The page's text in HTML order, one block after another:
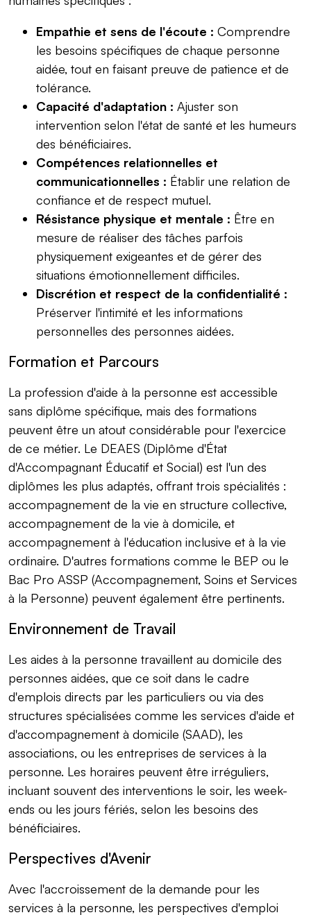
Empathie et sens de l'écoute : Comprendre
les besoins spécifiques de chaque personne
aidée, tout en faisant preuve de patience et de
tolérance.
Capacité d'adaptation : Ajuster son
intervention selon l'état de santé et les humeurs
des bénéficiaires.
Compétences relationnelles et
communicationnelles : Établir une relation de
confiance et de respect mutuel.
Résistance physique et mentale : Être en
mesure de réaliser des tâches parfois
physiquement exigeantes et de gérer des
situations émotionnellement difficiles.
Discrétion et respect de la confidentialité :
Préserver l'intimité et les informations
personnelles des personnes aidées.
Formation et Parcours
La profession d'aide à la personne est accessible
sans diplôme spécifique, mais des formations
peuvent être un atout considérable pour l'exercice
de ce métier. Le DEAES (Diplôme d'État
d'Accompagnant Éducatif et Social) est l'un des
diplômes les plus adaptés, offrant trois spécialités :
accompagnement de la vie en structure collective,
accompagnement de la vie à domicile, et
accompagnement à l'éducation inclusive et à la vie
ordinaire. D'autres formations comme le BEP ou le
Bac Pro ASSP (Accompagnement, Soins et Services
à la Personne) peuvent également être pertinents.
Environnement de Travail
Les aides à la personne travaillent au domicile des
personnes aidées, que ce soit dans le cadre
d'emplois directs par les particuliers ou via des
structures spécialisées comme les services d'aide et
d'accompagnement à domicile (SAAD), les
associations, ou les entreprises de services à la
personne. Les horaires peuvent être irréguliers,
incluant souvent des interventions le soir, les week-
ends ou les jours fériés, selon les besoins des
bénéficiaires.
Perspectives d'Avenir
Avec l'accroissement de la demande pour les
services à la personne, les perspectives d'emploi